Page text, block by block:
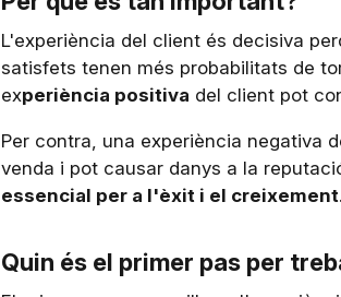
L'experiència del client és decisiva
satisfets tenen més probabilitats de
experiència positiva del client pot
Per contra, una experiència negativa
venda i pot causar danys a la
essencial per a l'èxit i el creixement.
Quin és el primer pas per